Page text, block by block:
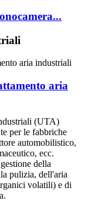
aria
(UTA)
per le fabbriche
automobilistico,
ecc.
della
pulizia, dell'aria
volatili) e di